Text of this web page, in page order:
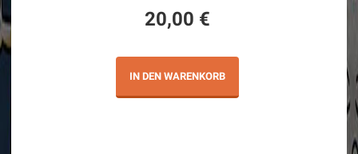
20,00 €
IN DEN WARENKORB